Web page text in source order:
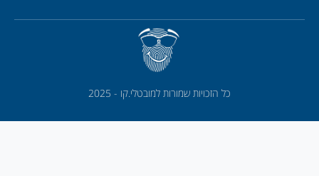
כל הזכויות שמורות למובטלי.קו - 2025